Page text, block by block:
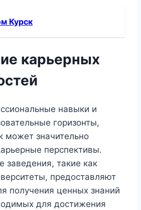
Курск
карьерных
навыки и
горизонты,
может значительно
перспективы.
заведения, такие как
предоставляют
получения ценных знаний
для достижения